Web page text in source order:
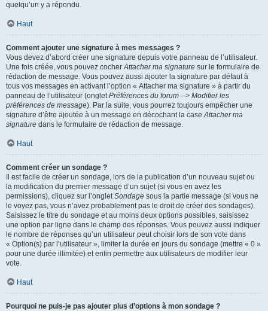
quelqu’un y a répondu.
Haut
Comment ajouter une signature à mes messages ?
Vous devez d’abord créer une signature depuis votre panneau de l’utilisateur.
Une fois créée, vous pouvez cocherAttacher ma signature sur le formulaire de
rédaction de message. Vous pouvez aussi ajouter la signature par défaut à
tous vos messages en activant l’option « Attacher ma signature » à partir du
panneau de l’utilisateur (ongletPréférences du forum --> Modifier les
préférences de message). Par la suite, vous pourrez toujours empêcher une
signature d’être ajoutée à un message en décochant la caseAttacher ma
signature dans le formulaire de rédaction de message.
Haut
Comment créer un sondage ?
Il est facile de créer un sondage, lors de la publication d’un nouveau sujet ou
la modification du premier message d’un sujet (si vous en avez les
permissions), cliquez sur l’ongletSondage sous la partie message (si vous ne
le voyez pas, vous n’avez probablement pas le droit de créer des sondages).
Saisissez le titre du sondage et au moins deux options possibles, saisissez
une option par ligne dans le champ des réponses. Vous pouvez aussi indiquer
le nombre de réponses qu’un utilisateur peut choisir lors de son vote dans
« Option(s) par l’utilisateur », limiter la durée en jours du sondage (mettre « 0 »
pour une durée illimitée) et enfin permettre aux utilisateurs de modifier leur
vote.
Haut
Pourquoi ne puis-je pas ajouter plus d’options à mon sondage ?